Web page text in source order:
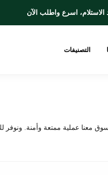
اسرع واطلب الآن
التصنيفات
معنا عملية ممتعة وأمنة. ونوفر